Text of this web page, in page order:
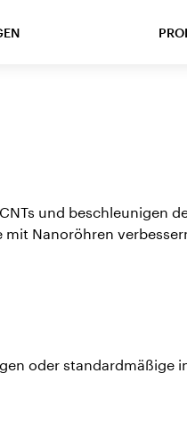
und beschleunigen
Nanoröhren
oder standardmäßige